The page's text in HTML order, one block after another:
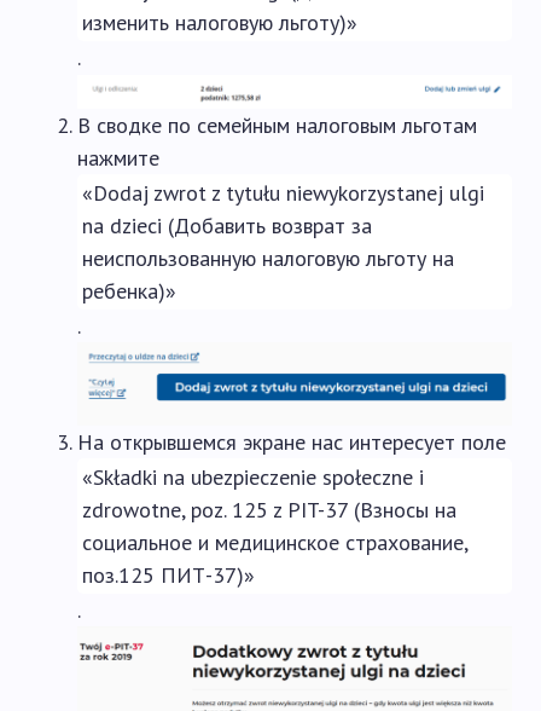
изменить налоговую льготу)»
.
В сводке по семейным налоговым льготам
нажмите
«Dodaj zwrot z tytułu niewykorzystanej ulgi
na dzieci (Добавить возврат за
неиспользованную налоговую льготу на
ребенка)»
.
На открывшемся экране нас интересует поле
«Składki na ubezpieczenie społeczne i
zdrowotne, poz. 125 z PIT-37 (Взносы на
социальное и медицинское страхование,
поз.125 ПИТ-37)»
.